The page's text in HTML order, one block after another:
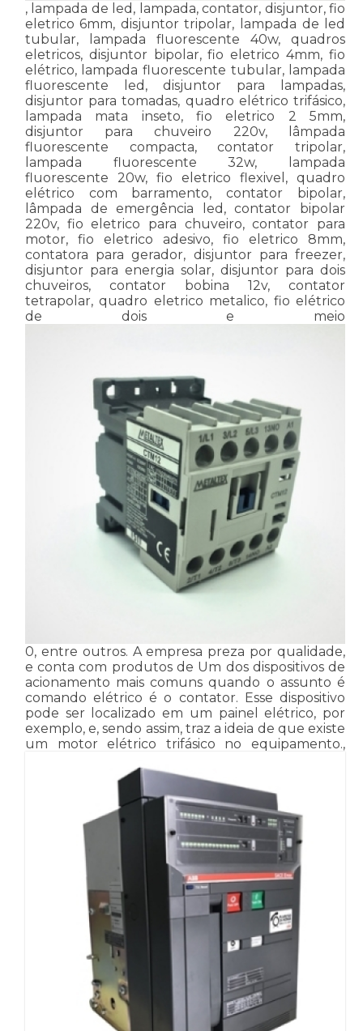
, lampada de led, lampada, contator, disjuntor, fio
eletrico 6mm, disjuntor tripolar, lampada de led
tubular, lampada fluorescente 40w, quadros
eletricos, disjuntor bipolar, fio eletrico 4mm, fio
elétrico, lampada fluorescente tubular, lampada
fluorescente led, disjuntor para lampadas,
disjuntor para tomadas, quadro elétrico trifásico,
lampada mata inseto, fio eletrico 2 5mm,
disjuntor para chuveiro 220v, lâmpada
fluorescente compacta, contator tripolar,
lampada fluorescente 32w, lampada
fluorescente 20w, fio eletrico flexivel, quadro
elétrico com barramento, contator bipolar,
lâmpada de emergência led, contator bipolar
220v, fio eletrico para chuveiro, contator para
motor, fio eletrico adesivo, fio eletrico 8mm,
contatora para gerador, disjuntor para freezer,
disjuntor para energia solar, disjuntor para dois
chuveiros, contator bobina 12v, contator
tetrapolar, quadro eletrico metalico, fio elétrico
de dois e meio
0, entre outros. A empresa preza por qualidade,
e conta com produtos de Um dos dispositivos de
acionamento mais comuns quando o assunto é
comando elétrico é o contator. Esse dispositivo
pode ser localizado em um painel elétrico, por
exemplo, e, sendo assim, traz a ideia de que existe
um motor elétrico trifásico no equipamento.,